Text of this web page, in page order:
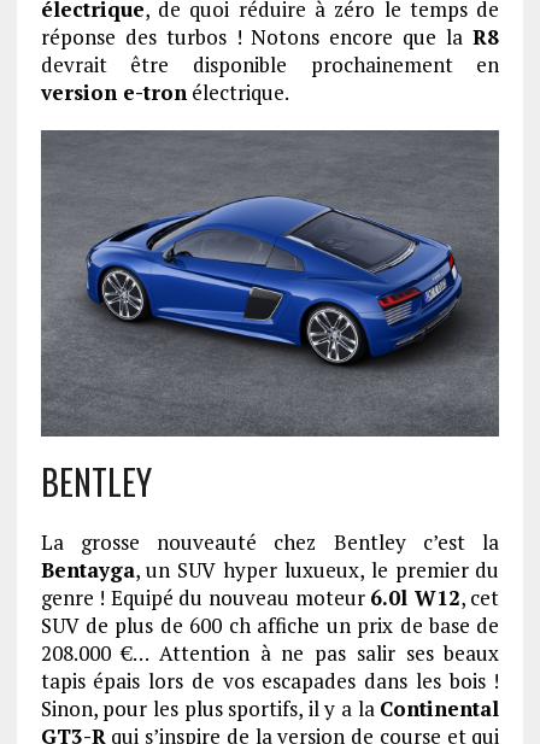
électrique, de quoi réduire à zéro le temps de
réponse des turbos ! Notons encore que laR8
devrait être disponible prochainement en
version e-tronélectrique.
BENTLEY
La grosse nouveauté chez Bentley c’est la
Bentayga, un SUV hyper luxueux, le premier du
genre ! Equipé du nouveau moteur 6.0l W12, cet
SUV de plus de 600 ch affiche un prix de base de
208.000 €… Attention à ne pas salir ses beaux
tapis épais lors de vos escapades dans les bois !
Sinon, pour les plus sportifs, il y a la Continental
GT3-Rqui s’inspire de la version de course et qui